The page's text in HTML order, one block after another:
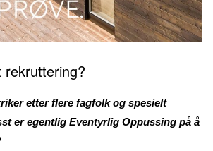
rekruttering?
etter flere fagfolk og spesielt
er egentlig Eventyrlig Oppussing på å